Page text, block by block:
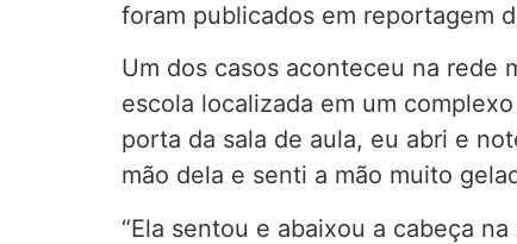
foram publicados em reportagem
Um dos casos aconteceu na rede
escola localizada em um
porta da sala de aula, eu abri e
mão dela e senti a mão muito
“Ela sentou e abaixou a cabeça